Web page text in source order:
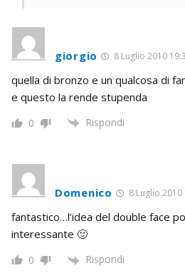
giorgio 8 Luglio 2010
quella di bronzo e un qualcosa di
e questo la rende stupenda
0 Rispondi
Domenico 8 Luglio 2010
fantastico…l’idea del double face
interessante 🙂
0 Rispondi